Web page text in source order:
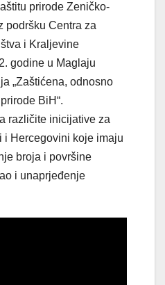
prirode Zeničko-
podršku Centra za
i Kraljevine
godine u Maglaju
„Zaštićena, odnosno
BiH“.
različite inicijative za
i Hercegovini koje imaju
broja i površine
i unaprjeđenje